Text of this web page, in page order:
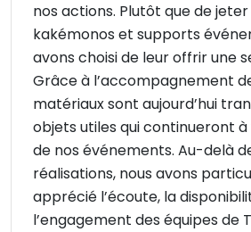
nos actions. Plutôt que de
kakémonos et supports
avons choisi de leur offrir une
Grâce à l’accompagnement
matériaux sont aujourd’hui
objets utiles qui continueront
de nos événements. Au-delà
réalisations, nous avons
apprécié l’écoute, la
l’engagement des équipes de